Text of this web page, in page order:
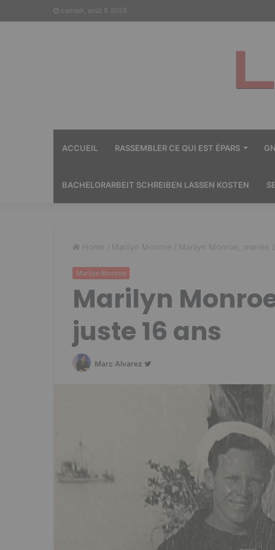
samedi, août 8 2026
ACCUEIL RASSEMBLER CE QUI EST ÉPARS
BACHELORARBEIT SCHREIBEN LASSEN KOSTEN
Home / Marilyn Monroe / Marilyn Monroe, mariée
Marilyn Monroe
Marilyn
juste 16 ans
Marc Alvarez
Follow